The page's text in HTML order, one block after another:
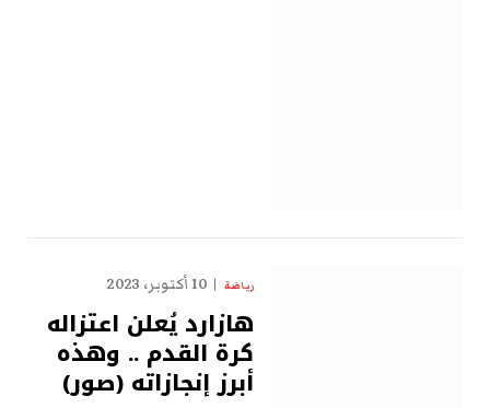
رياضة 10 أكتوبر، 2023
هازارد يُعلن اعتزاله
كرة القدم .. وهذه
أبرز إنجازاته (صور)